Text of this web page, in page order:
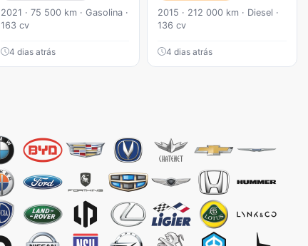
2021 · 75 500 km · Gasolina ·
163 cv
4 dias atrás
2015 · 212 000 km · Diesel ·
136 cv
4 dias atrás